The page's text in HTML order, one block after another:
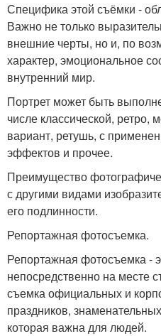
Специфика этой съёмки -
Важно не только
внешние черты, но и, по
характер, эмоциональное
внутренний мир.
Портрет может быть
числе классической, ретро,
вариант, ретушь, с
эффектов и прочее.
Преимущество
с другими видами
его подлинности.
Репортажная фотосъемка.
Репортажная фотосъемка -
непосредственно на месте
съемка официальных и
праздников,
которая важна для людей.